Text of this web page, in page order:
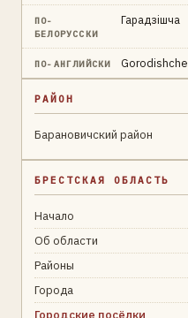
ПО-
БЕЛОРУССКИ
Гарадзішча
ПО-АНГЛИЙСКИ Gorodishche
РАЙОН
Барановичский район
БРЕСТСКАЯ ОБЛАСТЬ
Начало
Об области
Районы
Города